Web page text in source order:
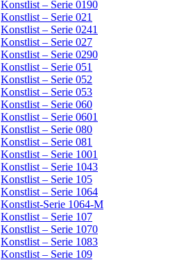
Konstlist – Serie 0190
Konstlist – Serie 021
Konstlist – Serie 0241
Konstlist – Serie 027
Konstlist – Serie 0290
Konstlist – Serie 051
Konstlist – Serie 052
Konstlist – Serie 053
Konstlist – Serie 060
Konstlist – Serie 0601
Konstlist – Serie 080
Konstlist – Serie 081
Konstlist – Serie 1001
Konstlist – Serie 1043
Konstlist – Serie 105
Konstlist – Serie 1064
Konstlist-Serie 1064-M
Konstlist – Serie 107
Konstlist – Serie 1070
Konstlist – Serie 1083
Konstlist – Serie 109